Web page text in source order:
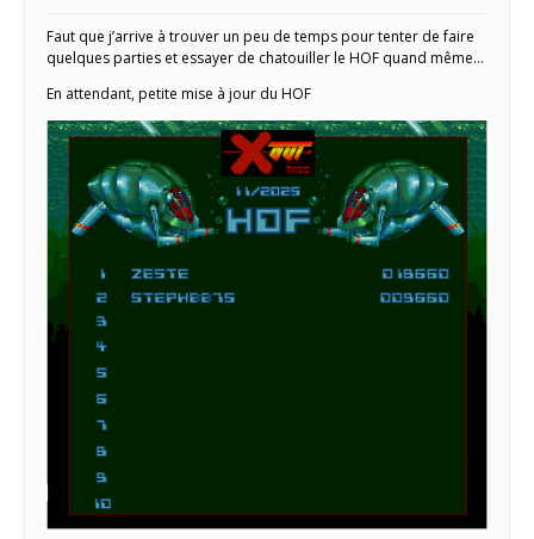
Faut que j’arrive à trouver un peu de temps pour tenter de faire
quelques parties et essayer de chatouiller le HOF quand même…
En attendant, petite mise à jour du HOF